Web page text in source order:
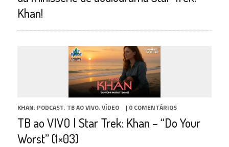
Khan!
KHAN, PODCAST, TB AO VIVO, VÍDEO | 0 COMENTÁRIOS
TB ao VIVO | Star Trek: Khan – “Do Your
Worst” (1×03)